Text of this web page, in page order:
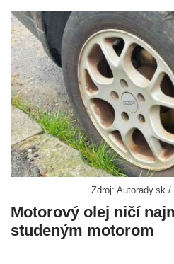
Zdroj: Autorady.sk /
Motorový olej ničí
studeným motorom